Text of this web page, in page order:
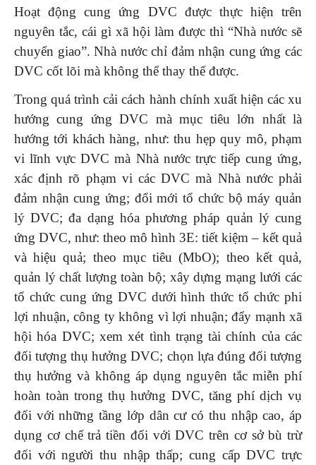
Hoạt động cung ứng DVC được thực hiện trên
nguyên tắc, cái gì xã hội làm được thì “Nhà nước sẽ
chuyển giao”. Nhà nước chỉ đảm nhận cung ứng các
DVC cốt lõi mà không thể thay thế được.
Trong quá trình cải cách hành chính xuất hiện các xu
hướng cung ứng DVC mà mục tiêu lớn nhất là
hướng tới khách hàng, như: thu hẹp quy mô, phạm
vi lĩnh vực DVC mà Nhà nước trực tiếp cung ứng,
xác định rõ phạm vi các DVC mà Nhà nước phải
đảm nhận cung ứng; đổi mới tổ chức bộ máy quản
lý DVC; đa dạng hóa phương pháp quản lý cung
ứng DVC, như: theo mô hình 3E: tiết kiệm – kết quả
và hiệu quả; theo mục tiêu (MbO); theo kết quả,
quản lý chất lượng toàn bộ; xây dựng mạng lưới các
tổ chức cung ứng DVC dưới hình thức tổ chức phi
lợi nhuận, công ty không vì lợi nhuận; đẩy mạnh xã
hội hóa DVC; xem xét tình trạng tài chính của các
đối tượng thụ hưởng DVC; chọn lựa đúng đối tượng
thụ hưởng và không áp dụng nguyên tắc miễn phí
hoàn toàn trong thụ hưởng DVC, tăng phí dịch vụ
đối với những tầng lớp dân cư có thu nhập cao, áp
dụng cơ chế trả tiền đối với DVC trên cơ sở bù trừ
đối với người thu nhập thấp; cung cấp DVC trực